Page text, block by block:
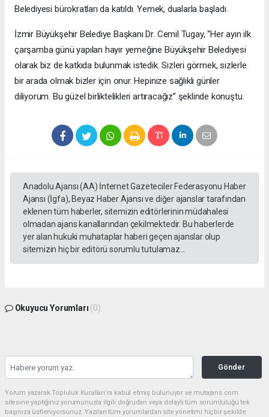
Belediyesi bürokratları da katıldı. Yemek, dualarla başladı.
İzmir Büyükşehir Belediye Başkanı Dr. Cemil Tugay, “Her ayın ilk
çarşamba günü yapılan hayır yemeğine Büyükşehir Belediyesi
olarak biz de katkıda bulunmak istedik. Sizleri görmek, sizlerle
bir arada olmak bizler için onur. Hepinize sağlıklı günler
diliyorum. Bu güzel birliktelikleri artıracağız” şeklinde konuştu.
Anadolu Ajansı (AA) İnternet Gazeteciler Federasyonu Haber
Ajansı (İgfa), Beyaz Haber Ajansı ve diğer ajanslar tarafından
eklenen tüm haberler, sitemizin editörlerinin müdahalesi
olmadan ajans kanallarından çekilmektedir. Bu haberlerde
yer alan hukuki muhataplar haberi geçen ajanslar olup
sitemizin hiç bir editörü sorumlu tutulamaz...
Okuyucu Yorumları (0)
Gönder
Yorum yazarak Topluluk Kuralları’nı kabul etmiş bulunuyor ve mutajans.com
sitesine yaptığınız yorumunuzla ilgili doğrudan veya dolaylı tüm sorumluluğu tek
başınıza üstleniyorsunuz. Yazılan tüm yorumlardan site yönetimi hiçbir şekilde